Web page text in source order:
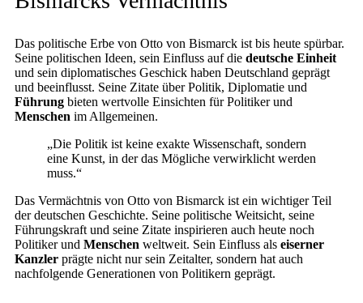
Das politische Erbe von Otto von Bismarck ist bis heute spürbar.
Seine politischen Ideen, sein Einfluss auf die deutsche Einheit
und sein diplomatisches Geschick haben Deutschland geprägt
und beeinflusst. Seine Zitate über Politik, Diplomatie und
Führung bieten wertvolle Einsichten für Politiker und
Menschen im Allgemeinen.
„Die Politik ist keine exakte Wissenschaft, sondern
eine Kunst, in der das Mögliche verwirklicht werden
muss.“
Das Vermächtnis von Otto von Bismarck ist ein wichtiger Teil
der deutschen Geschichte. Seine politische Weitsicht, seine
Führungskraft und seine Zitate inspirieren auch heute noch
Politiker und Menschen weltweit. Sein Einfluss als eiserner
Kanzler prägte nicht nur sein Zeitalter, sondern hat auch
nachfolgende Generationen von Politikern geprägt.